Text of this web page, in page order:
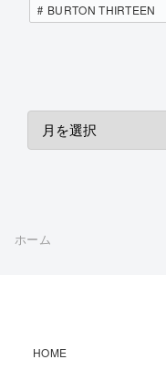
BURTON THIRTEEN
ホーム
HOME